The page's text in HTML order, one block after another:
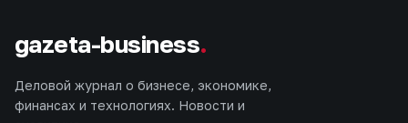
gazeta-business.
Деловой журнал о бизнесе, экономике,
финансах и технологиях. Новости и